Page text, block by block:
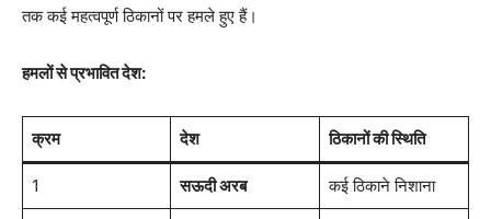
तक कई महत्वपूर्ण ठिकानों पर हमले हुए हैं।
हमलों से प्रभावित देश:
क्रम देश ठिकानों की स्थिति
1 सऊदी अरब कई ठिकाने निशाना